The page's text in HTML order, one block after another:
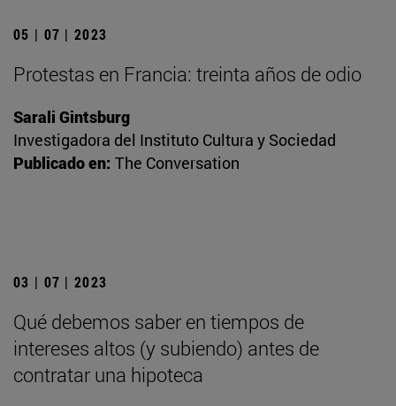
05 | 07 | 2023
Protestas en Francia: treinta años de odio
Sarali Gintsburg
Investigadora del Instituto Cultura y Sociedad
Publicado en: The Conversation
03 | 07 | 2023
Qué debemos saber en tiempos de
intereses altos (y subiendo) antes de
contratar una hipoteca